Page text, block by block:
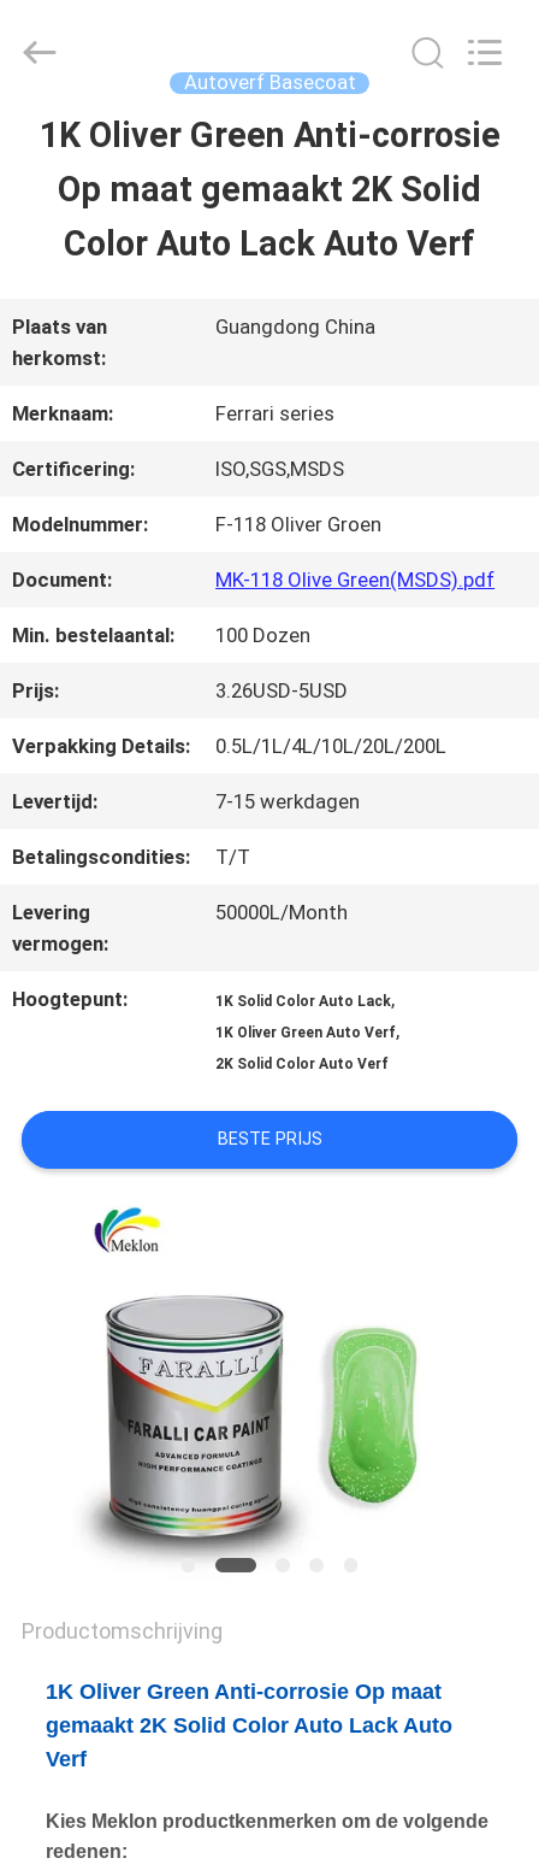
THUIS
PRODUCTEN
VIDEOS
OVER
ONS
KWALITEITSCONTROLE
CONTACTEER
ONS
NIEUWS
VRAAG
EEN
AAN
SITEMAP
PRIVACYBELEID
Meklon
Autoverf Basecoat
1K Oliver Green Anti-corrosie
Op maat gemaakt 2K Solid
Color Auto Lack Auto Verf
Plaats van
herkomst:
Guangdong China
Merknaam: Ferrari series
Certificering: ISO,SGS,MSDS
Modelnummer: F-118 Oliver Groen
Document: MK-118 Olive Green(MSDS).pdf
Min. bestelaantal: 100 Dozen
Prijs: 3.26USD-5USD
Verpakking Details: 0.5L/1L/4L/10L/20L/200L
Levertijd: 7-15 werkdagen
Betalingscondities: T/T
Levering
vermogen:
50000L/Month
Hoogtepunt: 1K Solid Color Auto Lack,
1K Oliver Green Auto Verf,
2K Solid Color Auto Verf
BESTE PRIJS
Productomschrijving
1K Oliver Green Anti-corrosie Op maat
gemaakt 2K Solid Color Auto Lack Auto
Verf
Kies Meklon productkenmerken om de volgende
redenen: